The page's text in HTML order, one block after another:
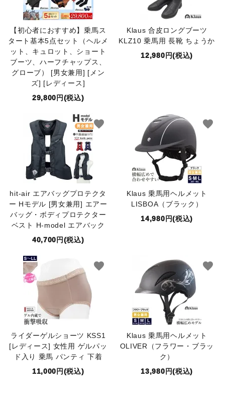
【初心者におすすめ】乗馬ス
タート基本5点セット（ヘルメ
ット、キュロット、ショート
ブーツ、ハーフチャップス、
グローブ） [男女兼用] [メン
ズ] [レディース]
29,800円(税込)
Klaus 合皮ロングブーツ
KLZ10 乗馬用 長靴 ちょうか
12,980円(税込)
hit-air エアバッグプロテクタ
ー Hモデル [男女兼用] エアー
バッグ・ボディプロテクター
ベスト H-model エアバック
40,700円(税込)
favorite
Klaus 乗馬用ヘルメット
LISBOA（ブラック）
14,980円(税込)
favorite
ライダーゲルショーツ KSS1
[レディース] 女性用 ゲルパッ
ド入り 乗馬 パンティ 下着
11,000円(税込)
favorite
Klaus 乗馬用ヘルメット
OLIVER（フラワー・ブラッ
ク）
13,980円(税込)
favorite